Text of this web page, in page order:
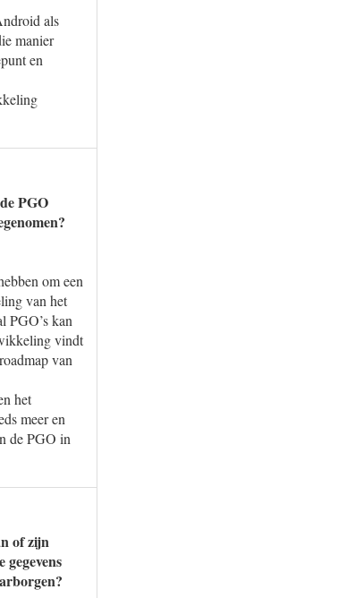
als
manier
en
PGO
om een
van het
PGO’s kan
vindt
van
het
meer en
de PGO in
of zijn